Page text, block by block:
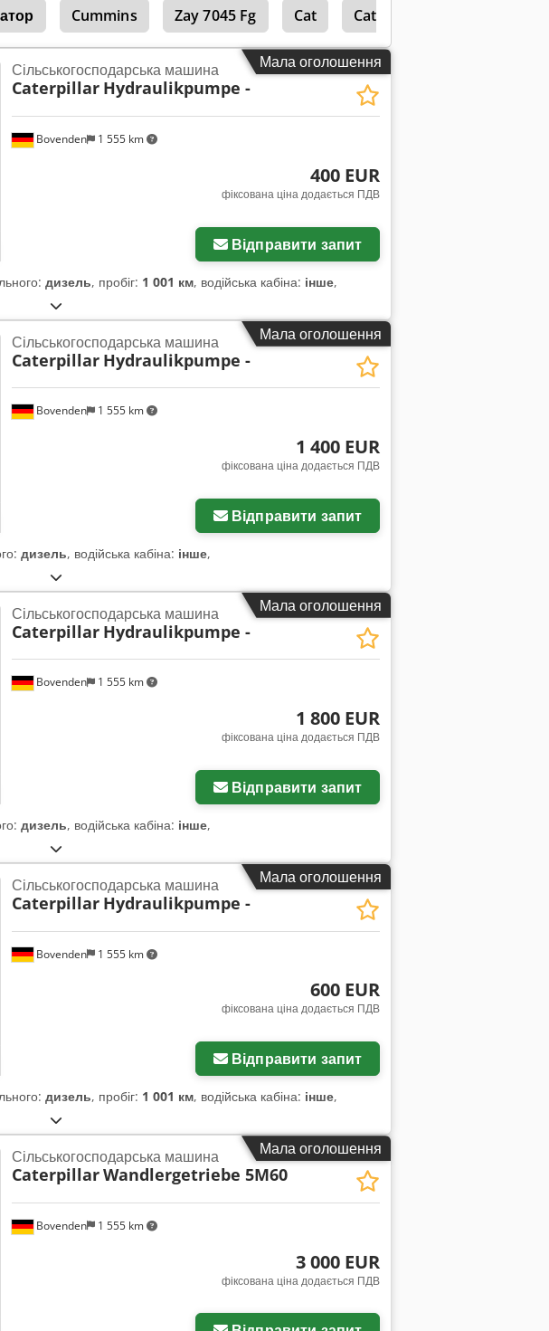
Cummins Zay 7045 Fg Cat Cat 938 G
Мала оголошення
Bovenden 1 555 km
Сільськогосподарська машина
Caterpillar Hydraulikpumpe -
400 EUR
фіксована ціна додається ПДВ
Відправити запит
дизель, пробіг: 1 001 км, водійська кабіна: інше,
Мала оголошення
Bovenden 1 555 km
Сільськогосподарська машина
Caterpillar Hydraulikpumpe -
1 400 EUR
фіксована ціна додається ПДВ
Відправити запит
дизель, водійська кабіна: інше,
Мала оголошення
Bovenden 1 555 km
Сільськогосподарська машина
Caterpillar Hydraulikpumpe -
1 800 EUR
фіксована ціна додається ПДВ
Відправити запит
дизель, водійська кабіна: інше,
Мала оголошення
Bovenden 1 555 km
Сільськогосподарська машина
Caterpillar Hydraulikpumpe -
600 EUR
фіксована ціна додається ПДВ
Відправити запит
дизель, пробіг: 1 001 км, водійська кабіна: інше,
Мала оголошення
Bovenden 1 555 km
Сільськогосподарська машина
CaterpillarWandlergetriebe 5M60
3 000 EUR
фіксована ціна додається ПДВ